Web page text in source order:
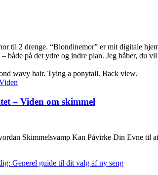
til 2 drenge. “Blondinemor” er mit digitale
både på det ydre og indre plan. Jeg håber, du
– Viden om skimmel
Skimmelsvamp Kan Påvirke Din Evne til